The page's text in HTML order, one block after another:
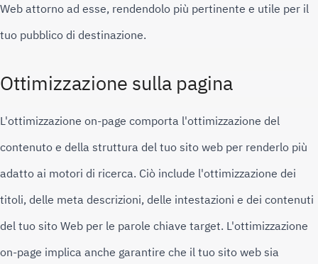
Web attorno ad esse, rendendolo più pertinente e utile per il
tuo pubblico di destinazione.
Ottimizzazione sulla pagina
L'ottimizzazione on-page comporta l'ottimizzazione del
contenuto e della struttura del tuo sito web per renderlo più
adatto ai motori di ricerca. Ciò include l'ottimizzazione dei
titoli, delle meta descrizioni, delle intestazioni e dei contenuti
del tuo sito Web per le parole chiave target. L'ottimizzazione
on-page implica anche garantire che il tuo sito web sia